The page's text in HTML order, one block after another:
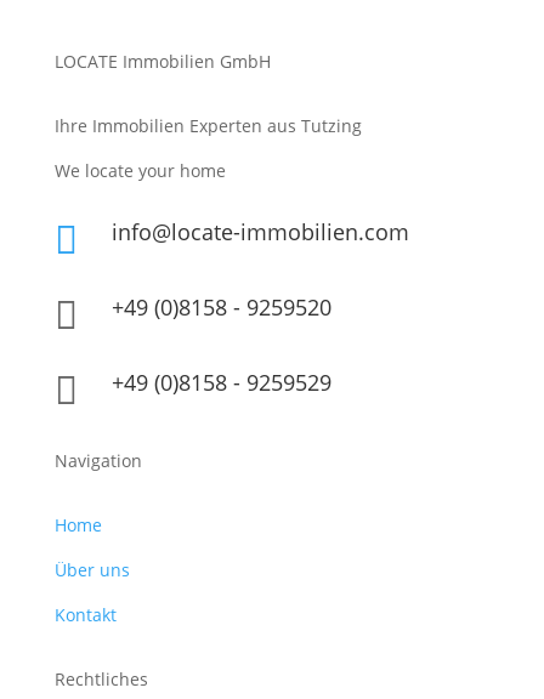
LOCATE Immobilien GmbH
Ihre Immobilien Experten aus Tutzing
We locate your home
 info@locate-immobilien.com
 +49 (0)8158 - 9259520
 +49 (0)8158 - 9259529
Navigation
Home
Über uns
Kontakt
Rechtliches